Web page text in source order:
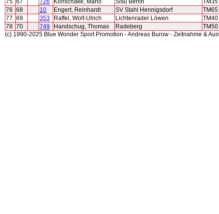
75 67 726 Konschake, Mario Sisu Berlin
TM35
76 68 10 Engert, Reinhardt SV Stahl Hennigsdorf
TM65
77 69 353 Raffel, Wolf-Ulrich Lichtenrader Löwen
TM40
78 70 749 Handschug, Thomas Radeberg
TM50
(c) 1990-2025 Blue Wonder Sport Promotion - Andreas Burow - Zeitnahme &